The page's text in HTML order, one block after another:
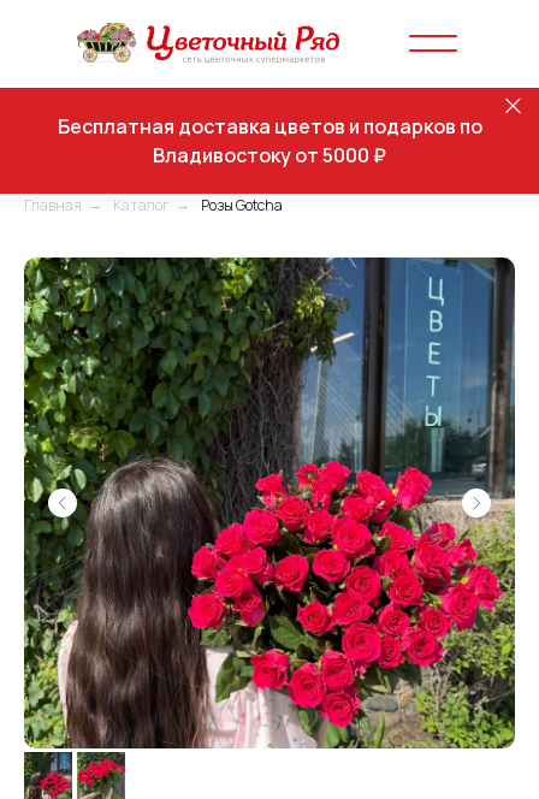
Бесплатная доставка цветов и подарков по
Владивостоку от 5000 ₽
Главная → Каталог → Розы Gotcha